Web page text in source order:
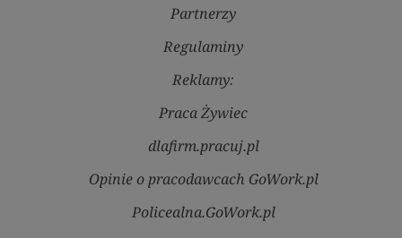
Partnerzy
Regulaminy
Reklamy:
Praca Żywiec
dlafirm.pracuj.pl
Opinie o pracodawcach GoWork.pl
Policealna.GoWork.pl